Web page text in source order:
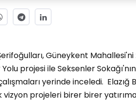
Güneykent
projesi ile Seksenler
yerinde inceledi. Elazığ
projeleri birer birer